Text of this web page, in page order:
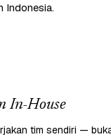
Indonesia.
In-House
tim sendiri —